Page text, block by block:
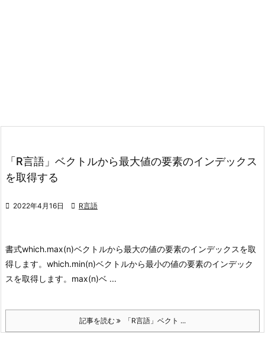
「R言語」ベクトルから最大値の要素のインデックス
を取得する
 2022年4月16日  R言語
書式which.max(n)ベクトルから最大の値の要素のインデックスを取
得します。 which.min(n)ベクトルから最小の値の要素のインデック
スを取得します。 max(n)ベ ...
記事を読む 「R言語」ベクト ...